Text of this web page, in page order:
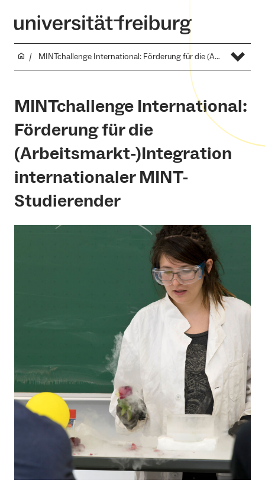
MINTchallenge International: Förderung für die (Arbeitsmarkt-)Integration internationaler MINT-Studierender
MINTchallenge International:
Förderung für die
(Arbeitsmarkt-)Integration
internationaler MINT-
Studierender